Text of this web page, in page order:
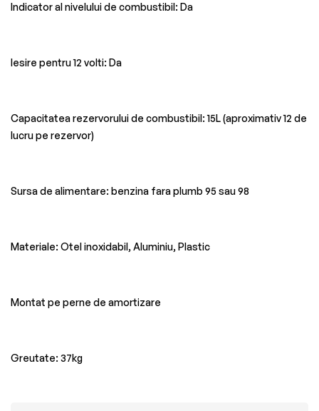
Indicator al nivelului de combustibil: Da
Iesire pentru 12 volti: Da
Capacitatea rezervorului de combustibil: 15L (aproximativ 12 de
lucru pe rezervor)
Sursa de alimentare: benzina fara plumb 95 sau 98
Materiale: Otel inoxidabil, Aluminiu, Plastic
Montat pe perne de amortizare
Greutate: 37kg